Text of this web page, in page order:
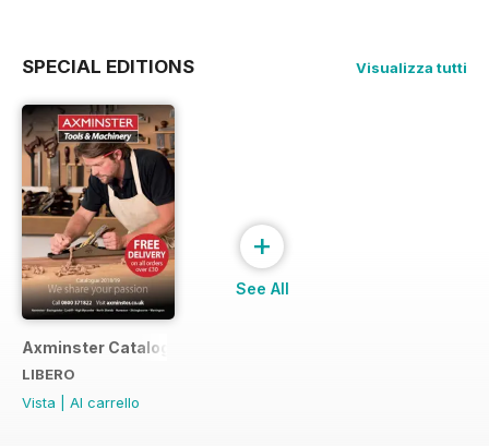
SPECIAL EDITIONS Visualizza tutti
Axminster Catalogue 2019
LIBERO
Vista
Al carrello
+
See All